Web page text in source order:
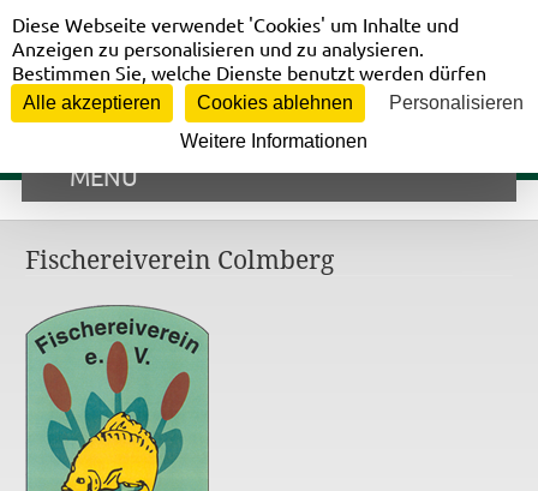
Vorstandsbereich
MENÜ
Fischereiverein Colmberg
Cookie-Einstellungen
Diese Webseite verwendet 'Cookies' um Inhalte und
Anzeigen zu personalisieren und zu analysieren.
Bestimmen Sie, welche Dienste benutzt werden dürfen
Alle akzeptieren Cookies ablehnen
Personalisieren
Weitere Informationen